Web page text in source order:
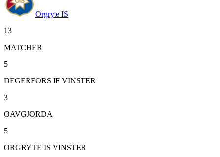
Orgryte IS
13
MATCHER
5
DEGERFORS IF VINSTER
3
OAVGJORDA
5
ORGRYTE IS VINSTER